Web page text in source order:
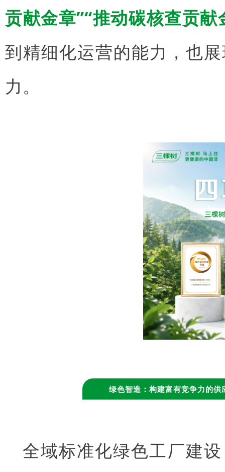
贡献金章”“推动碳核查贡
到精细化运营的能力，也
力。
绿色智造：构建富有竞争力的供
全域标准化绿色工厂建